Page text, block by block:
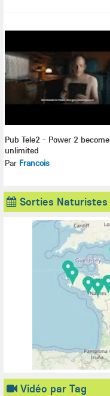
Pub Tele2 - Power 2 become
unlimited
Par Francois
Sorties Naturistes
Vidéo par Tag